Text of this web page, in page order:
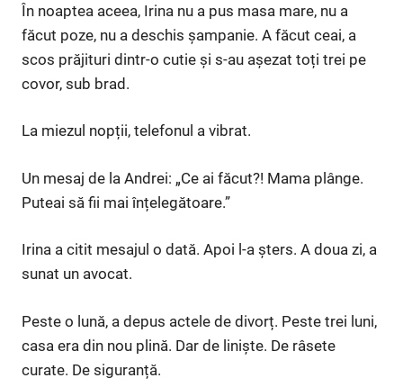
În noaptea aceea, Irina nu a pus masa mare, nu a
făcut poze, nu a deschis șampanie. A făcut ceai, a
scos prăjituri dintr-o cutie și s-au așezat toți trei pe
covor, sub brad.
La miezul nopții, telefonul a vibrat.
Un mesaj de la Andrei: „Ce ai făcut?! Mama plânge.
Puteai să fii mai înțelegătoare.”
Irina a citit mesajul o dată. Apoi l-a șters. A doua zi, a
sunat un avocat.
Peste o lună, a depus actele de divorț. Peste trei luni,
casa era din nou plină. Dar de liniște. De râsete
curate. De siguranță.